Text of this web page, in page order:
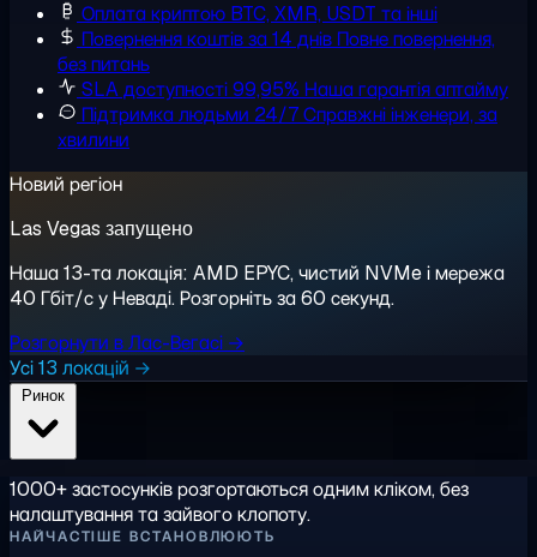
Оплата криптою BTC, XMR, USDT та інші
Повернення коштів за 14 днів Повне повернення,
без питань
SLA доступності 99,95% Наша гарантія аптайму
Підтримка людьми 24/7Справжні інженери, за
хвилини
Новий регіон
Las Vegas запущено
Наша 13-та локація: AMD EPYC, чистий NVMe і мережа
40 Гбіт/с у Неваді. Розгорніть за 60 секунд.
Розгорнути в Лас-Вегасі →
Усі 13 локацій →
1000+ застосунків розгортаються одним кліком, без
налаштування та зайвого клопоту.
НАЙЧАСТІШЕ ВСТАНОВЛЮЮТЬ